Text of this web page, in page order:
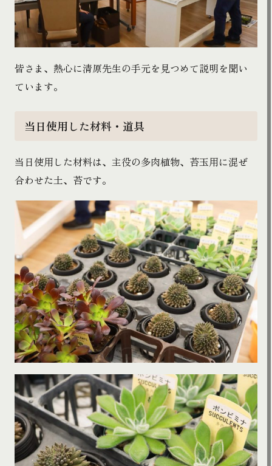
皆さま、熱心に清原先生の手元を見つめて説明を聞い
ています。
当日使用した材料・道具
当日使用した材料は、主役の多肉植物、苔玉用に混ぜ
合わせた土、苔です。